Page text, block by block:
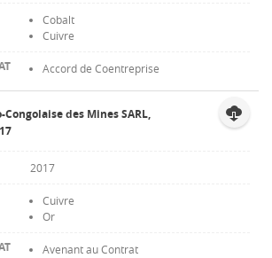
Cobalt
Cuivre
Accord de Coentreprise
des Mines SARL,
2017
Cuivre
Or
Avenant au Contrat